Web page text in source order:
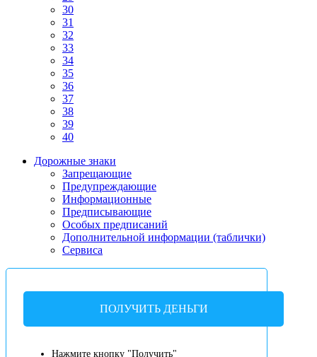
30
31
32
33
34
35
36
37
38
39
40
Дорожные знаки
Запрещающие
Предупреждающие
Информационные
Предписывающие
Особых предписаний
Дополнительной информации (таблички)
Сервиса
ПОЛУЧИТЬ ДЕНЬГИ
Нажмите кнопку "Получить"